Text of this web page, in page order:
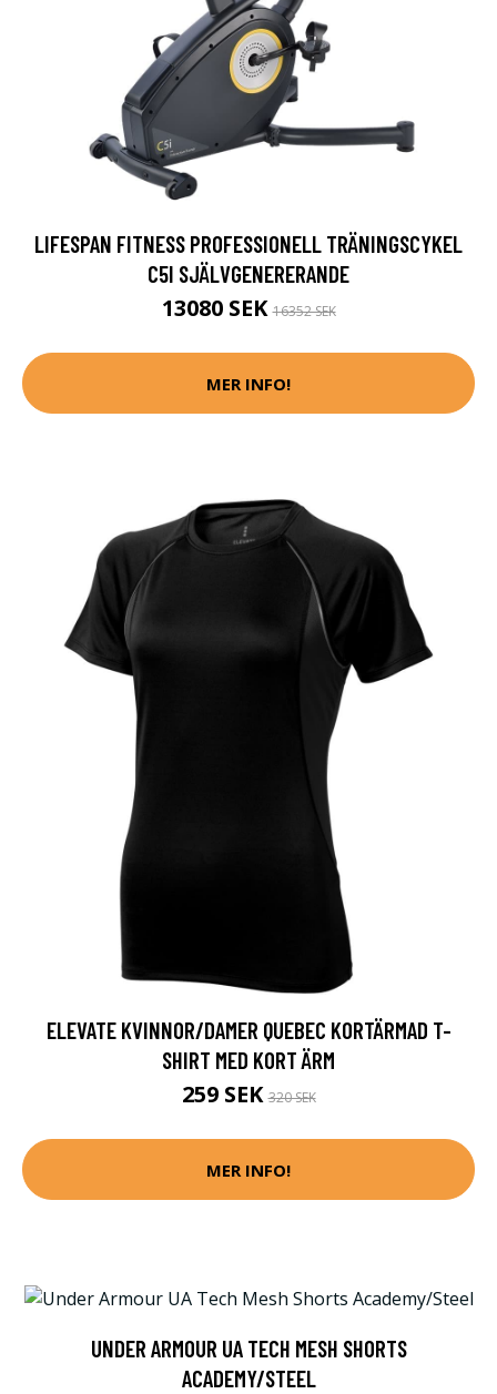
LIFESPAN FITNESS PROFESSIONELL TRÄNINGSCYKEL
C5I SJÄLVGENERERANDE
13080 SEK16352 SEK
MER INFO!
ELEVATE KVINNOR/DAMER QUEBEC KORTÄRMAD T-
SHIRT MED KORT ÄRM
259 SEK320 SEK
MER INFO!
UNDER ARMOUR UA TECH MESH SHORTS
ACADEMY/STEEL